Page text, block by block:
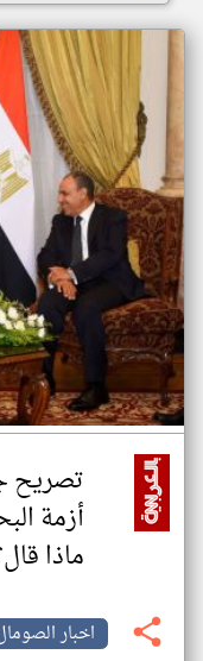
تصريح
أزمة
ماذا
اخبار